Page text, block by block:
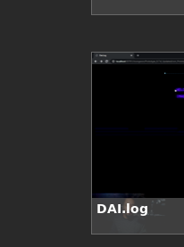
DAI.log